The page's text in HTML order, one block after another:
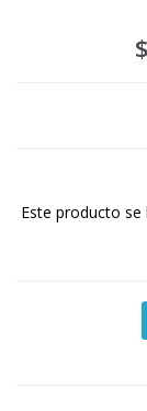
Este producto